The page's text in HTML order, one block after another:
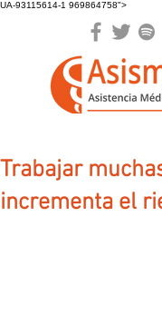
UA-93115614-1 969864758">
Trabajar
incrementa el